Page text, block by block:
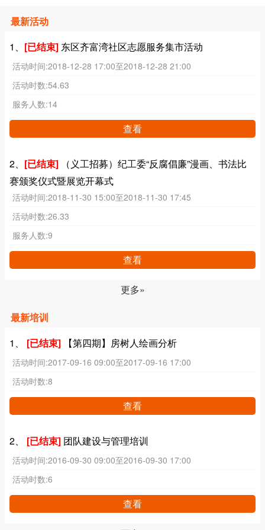
最新活动
1、 [已结束] 东区齐富湾社区志愿服务集市活动
活动时间:2018-12-28 17:00至2018-12-28 21:00
活动时数:54.63
服务人数:14
查看
2、 [已结束] （义工招募）纪工委“反腐倡廉”漫画、书法比
赛颁奖仪式暨展览开幕式
活动时间:2018-11-30 15:00至2018-11-30 17:45
活动时数:26.33
服务人数:9
查看
更多»
最新培训
1、
[已结束] 【第四期】房树人绘画分析
活动时间:2017-09-16 09:00至2017-09-16 17:00
活动时数:8
查看
2、 [已结束] 团队建设与管理培训
活动时间:2016-09-30 09:00至2016-09-30 17:00
活动时数:6
查看